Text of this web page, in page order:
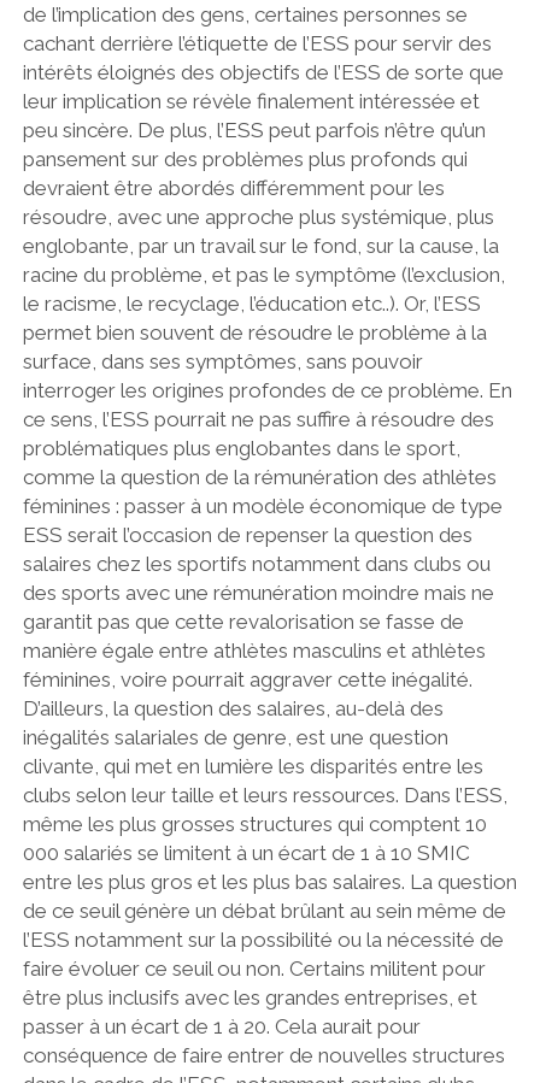
de l’implication des gens, certaines personnes se
cachant derrière l’étiquette de l’ESS pour servir des
intérêts éloignés des objectifs de l’ESS de sorte que
leur implication se révèle finalement intéressée et
peu sincère. De plus, l’ESS peut parfois n’être qu’un
pansement sur des problèmes plus profonds qui
devraient être abordés différemment pour les
résoudre, avec une approche plus systémique, plus
englobante, par un travail sur le fond, sur la cause, la
racine du problème, et pas le symptôme (l’exclusion,
le racisme, le recyclage, l’éducation etc..). Or, l’ESS
permet bien souvent de résoudre le problème à la
surface, dans ses symptômes, sans pouvoir
interroger les origines profondes de ce problème. En
ce sens, l’ESS pourrait ne pas suffire à résoudre des
problématiques plus englobantes dans le sport,
comme la question de la rémunération des athlètes
féminines : passer à un modèle économique de type
ESS serait l’occasion de repenser la question des
salaires chez les sportifs notamment dans clubs ou
des sports avec une rémunération moindre mais ne
garantit pas que cette revalorisation se fasse de
manière égale entre athlètes masculins et athlètes
féminines, voire pourrait aggraver cette inégalité.
D’ailleurs, la question des salaires, au-delà des
inégalités salariales de genre, est une question
clivante, qui met en lumière les disparités entre les
clubs selon leur taille et leurs ressources. Dans l’ESS,
même les plus grosses structures qui comptent 10
000 salariés se limitent à un écart de 1 à 10 SMIC
entre les plus gros et les plus bas salaires. La question
de ce seuil génère un débat brûlant au sein même de
l’ESS notamment sur la possibilité ou la nécessité de
faire évoluer ce seuil ou non. Certains militent pour
être plus inclusifs avec les grandes entreprises, et
passer à un écart de 1 à 20. Cela aurait pour
conséquence de faire entrer de nouvelles structures